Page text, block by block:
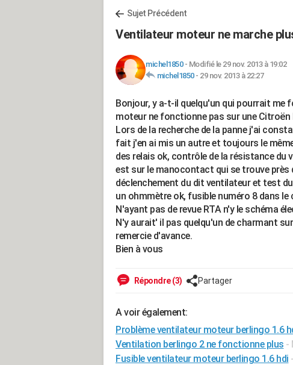
Sujet Précédent
Ventilateur moteur ne marche
michel1850- Modifié le 29 nov. 2013 à 19:02
michel1850- 29 nov. 2013 à 22:27
Bonjour, y a-t-il quelqu'un qui pourrait me
moteur ne fonctionne pas sur une Citroën
Lors de la recherche de la panne j'ai
fait j'en ai mis un autre et toujours le
des relais ok, contrôle de la résistance du
est sur le manocontact qui se trouve près
déclenchement du dit ventilateur et test
un ohmmètre ok, fusible numéro 8 dans
N'ayant pas de revue RTA n'y le schéma
N'y aurait' il pas quelqu'un de charmant
remercie d'avance.
Bien à vous
Répondre (3) Partager
A voir également:
Problème ventilateur moteur berlingo 1.6
Ventilation berlingo 2 ne fonctionne plus -
Fusible ventilateur moteur berlingo 1.6 hdi